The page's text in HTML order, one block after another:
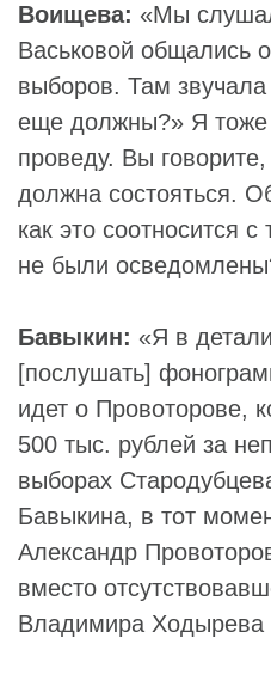
Воищева: «Мы
Васьковой общались
выборов. Там
еще должны?» Я тоже
проведу. Вы
должна состояться.
как это соотносится
не были
Бавыкин: «Я в
[послушать]
идет о Провоторове,
500 тыс. рублей за
выборах
Бавыкина, в тот
Александр
вместо
Владимира Ходырева